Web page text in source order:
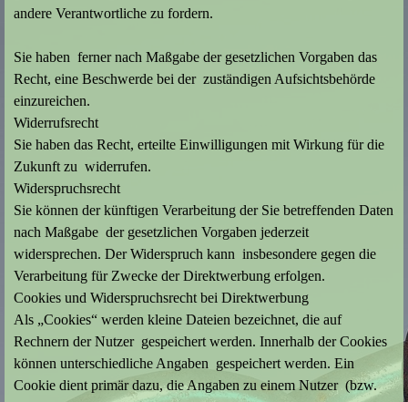
andere Verantwortliche zu fordern.
Sie haben ferner nach Maßgabe der gesetzlichen Vorgaben das
Recht, eine Beschwerde bei der zuständigen Aufsichtsbehörde
einzureichen.
Widerrufsrecht
Sie haben das Recht, erteilte Einwilligungen mit Wirkung für die
Zukunft zu widerrufen.
Widerspruchsrecht
Sie können der künftigen Verarbeitung der Sie betreffenden Daten
nach Maßgabe der gesetzlichen Vorgaben jederzeit
widersprechen. Der Widerspruch kann insbesondere gegen die
Verarbeitung für Zwecke der Direktwerbung erfolgen.
Cookies und Widerspruchsrecht bei Direktwerbung
Als „Cookies“ werden kleine Dateien bezeichnet, die auf
Rechnern der Nutzer gespeichert werden. Innerhalb der Cookies
können unterschiedliche Angaben gespeichert werden. Ein
Cookie dient primär dazu, die Angaben zu einem Nutzer (bzw.